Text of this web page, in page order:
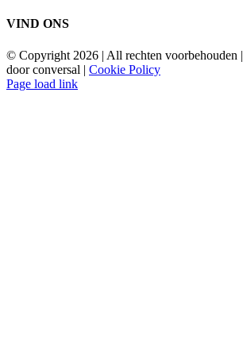
VIND ONS
© Copyright 2026 | All rechten voorbehouden |
door conversal | Cookie Policy
Facebook
Page load link